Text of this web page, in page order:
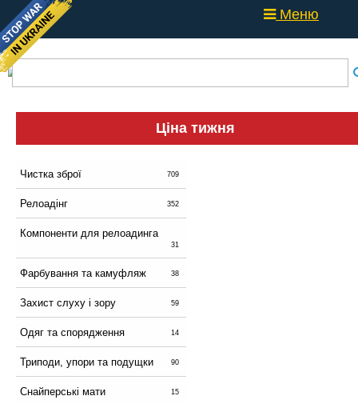
Меню
Ціна тижня
Чистка зброї 709
Релоадінг 352
Компоненти для релоадинга
31
Фарбування та камуфляж 38
Захист слуху і зору 59
Одяг та спорядження 14
Триподи, упори та подущки 90
Снайперські мати 15